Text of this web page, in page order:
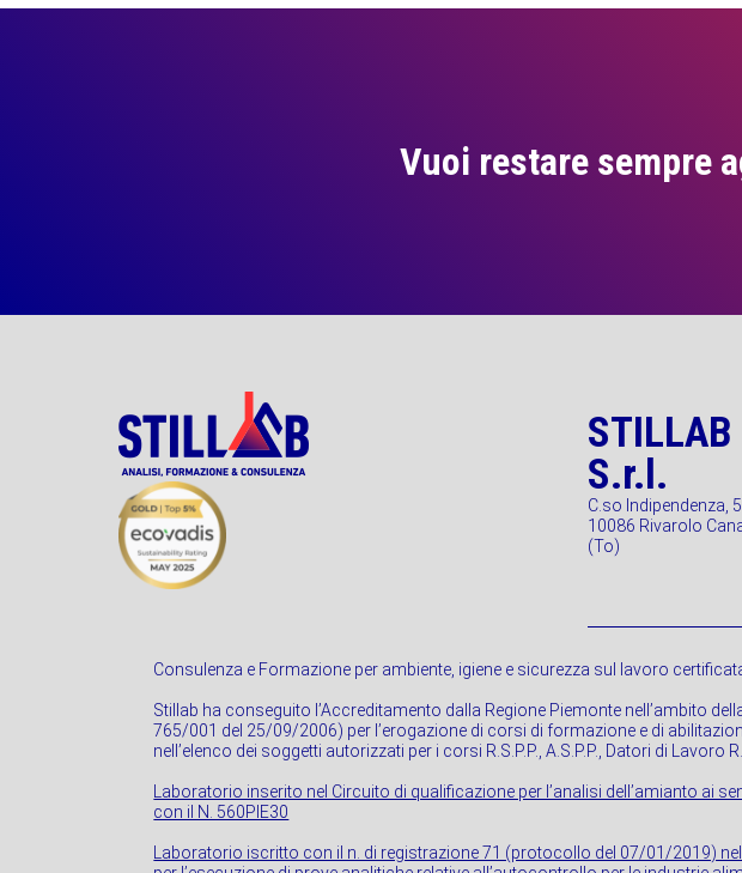
Vuoi restare sempre
STILLAB
S.r.l.
C.so Indipendenza,
10086 Rivarolo
(To)
Consulenza e Formazione per ambiente, igiene e sicurezza sul lavoro
Stillab ha conseguito l’Accreditamento dalla Regione Piemonte nell’ambito
765/001 del 25/09/2006) per l’erogazione di corsi di formazione e di
nell’elenco dei soggetti autorizzati per i corsi R.S.P.P., A.S.P.P., Datori di Lavoro
Laboratorio inserito nel Circuito di qualificazione per l’analisi dell’amianto ai
con il N. 560PIE30
Laboratorio iscritto con il n. di registrazione 71 (protocollo del 07/01/2019)